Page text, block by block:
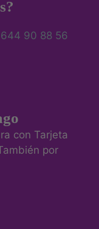
644 90 88 56
con Tarjeta
por